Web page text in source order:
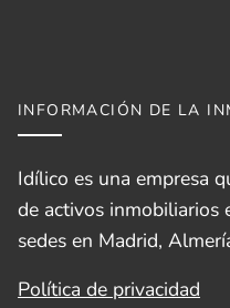
INFORMACIÓN DE LA
Idílico es una empresa
de activos inmobiliarios
sedes en Madrid,
Política de privacidad